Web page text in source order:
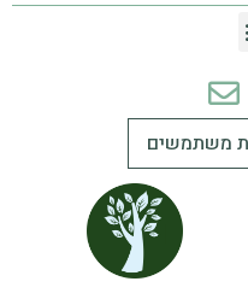
משתמשים